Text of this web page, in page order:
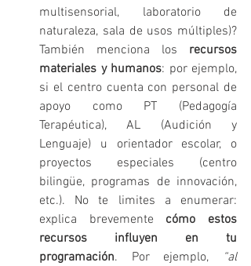
multisensorial, laboratorio de
naturaleza, sala de usos múltiples)?
También menciona los recursos
materiales y humanos: por ejemplo,
si el centro cuenta con personal de
apoyo como PT (Pedagogía
Terapéutica), AL (Audición y
Lenguaje) u orientador escolar, o
proyectos especiales (centro
bilingüe, programas de innovación,
etc.). No te limites a enumerar:
explica brevemente cómo estos
recursos influyen en tu
programación. Por ejemplo,
“al